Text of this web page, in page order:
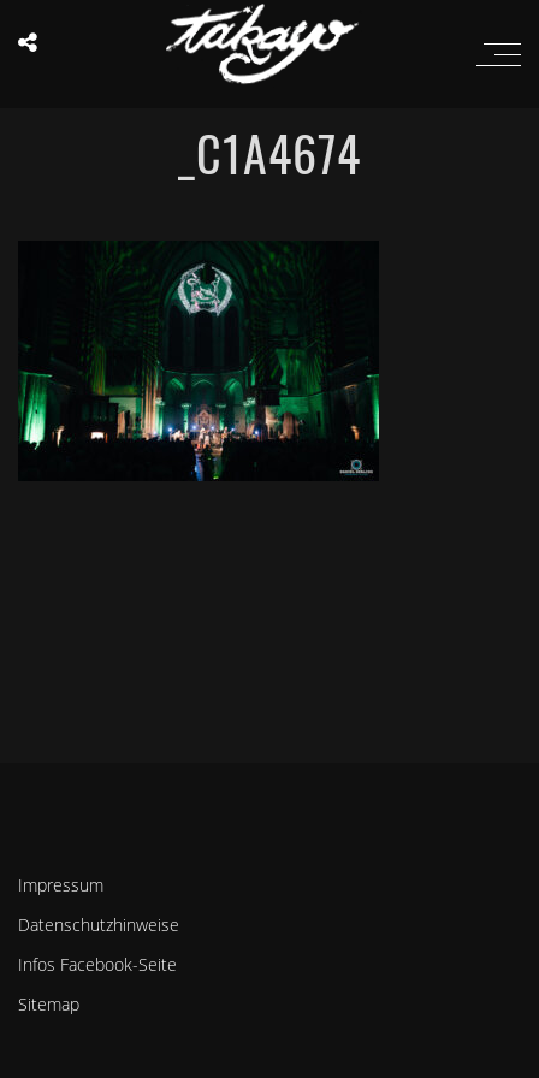
_C1A4674
Impressum
Datenschutzhinweise
Infos Facebook-Seite
Sitemap